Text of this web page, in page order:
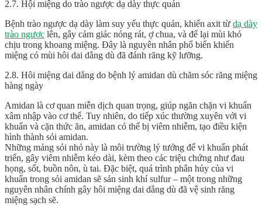
2.7. Hội miệng do trào ngược dạ dày thực quản
Bệnh trào ngược dạ dày làm suy yếu thực quản, khiến axit từ dạ dày
trào ngược lên, gây cảm giác nóng rát, ợ chua, và để lại mùi khó
chịu trong khoang miệng. Đây là nguyên nhân phổ biến khiến
miệng có mùi hôi dai dẳng dù đã đánh răng kỹ lưỡng.
2.8. Hôi miệng dai dẳng do bệnh lý amidan dù chăm sóc răng miệng
hàng ngày
Amidan là cơ quan miễn dịch quan trọng, giúp ngăn chặn vi khuẩn
xâm nhập vào cơ thể. Tuy nhiên, do tiếp xúc thường xuyên với vi
khuẩn và cặn thức ăn, amidan có thể bị viêm nhiễm, tạo điều kiện
hình thành sỏi amidan.
Những mảng sỏi nhỏ này là môi trường lý tưởng để vi khuẩn phát
triển, gây viêm nhiễm kéo dài, kèm theo các triệu chứng như đau
họng, sốt, buồn nôn, ù tai. Đặc biệt, quá trình phân hủy của vi
khuẩn trong sỏi amidan sẽ sản sinh khí sulfur – một trong những
nguyên nhân chính gây hôi miệng dai dẳng dù đã vệ sinh răng
miệng sạch sẽ.